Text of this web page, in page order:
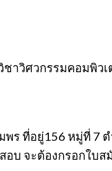
วิศวกรรมคอมพิวเ
ที่อยู่156 หมู่ที่ 7 ตํ
บ จะต้องกรอกใบส